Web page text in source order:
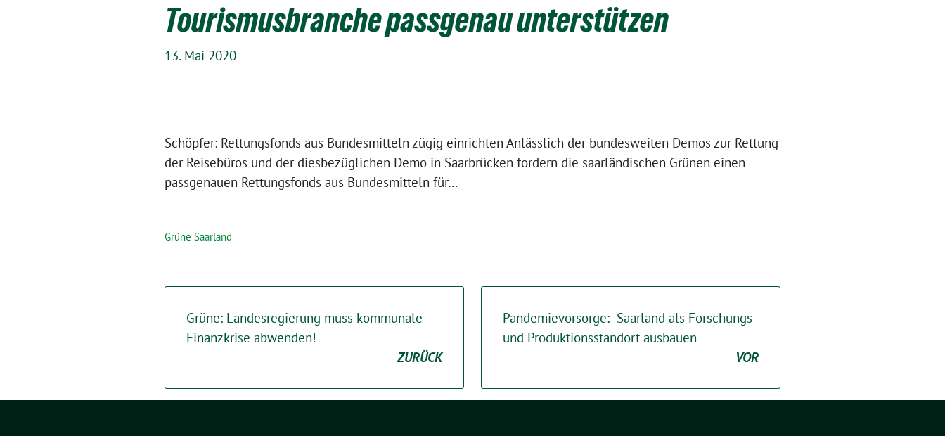
Tourismusbranche passgenau unterstützen
13. Mai 2020
Schöpfer: Rettungsfonds aus Bundesmitteln zügig einrichten Anlässlich der bundesweiten Demos zur Rettung
der Reisebüros und der diesbezüglichen Demo in Saarbrücken fordern die saarländischen Grünen einen
passgenauen Rettungsfonds aus Bundesmitteln für…
Grüne Saarland
Grüne: Landesregierung muss kommunale
Finanzkrise abwenden!
ZURÜCK
Pandemievorsorge: Saarland als Forschungs-
und Produktionsstandort ausbauen
VOR